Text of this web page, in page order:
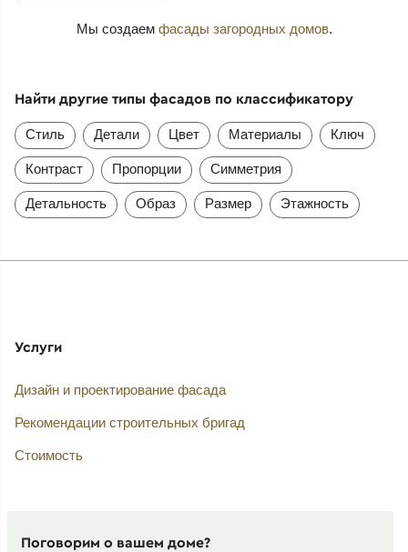
Мы создаем фасады загородных домов.
Найти другие типы фасадов по классификатору
Стиль Детали Цвет Материалы Ключ
Контраст Пропорции Симметрия
Детальность Образ Размер Этажность
Услуги
Дизайн и проектирование фасада
Рекомендации строительных бригад
Стоимость
Поговорим о вашем доме?